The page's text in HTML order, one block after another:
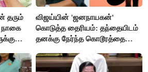
தரும்
நாகை
விஜய்யின் 'ஜனநாயகன்'
கொடுத்த தைரியம்: தந்தையிடம்
தனக்கு நேர்ந்த கொடூரத்தை